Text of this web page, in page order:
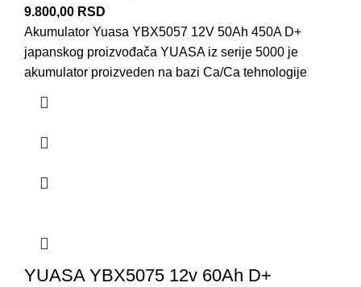
9.800,00 RSD
Akumulator Yuasa YBX5057 12V 50Ah 450A D+
japanskog proizvođača YUASA iz serije 5000 je
akumulator proizveden na bazi Ca/Ca tehnologije
YUASA YBX5075 12v 60Ah D+